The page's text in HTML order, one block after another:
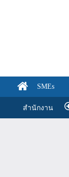
SMEs
สำนักงาน